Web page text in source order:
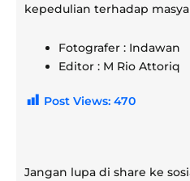
kepedulian terhadap
Fotografer : Indawan
Editor : M Rio Attoriq
Post Views: 470
Jangan lupa di share ke